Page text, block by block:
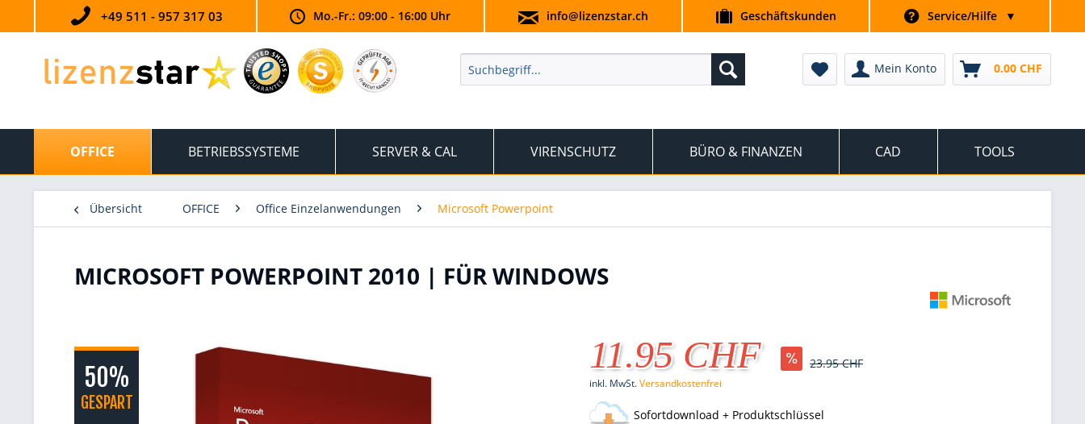
+49 511 - 957 317 03 Mo.-Fr.: 09:00 - 16:00 Uhr info@lizenzstar.ch Geschäftskunden Service/Hilfe ▼
Mein Konto 0.00 CHF
OFFICE BETRIEBSSYSTEME SERVER & CAL VIRENSCHUTZ BÜRO & FINANZEN CAD TOOLS
Übersicht OFFICE Office Einzelanwendungen Microsoft Powerpoint
MICROSOFT POWERPOINT 2010 | FÜR WINDOWS
50%
GESPART
11.95 CHF 23.95 CHF
inkl. MwSt.Versandkostenfrei
Sofortdownload + Produktschlüssel